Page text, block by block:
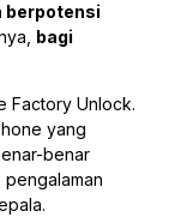
berpotensi
bagi
Factory Unlock.
yang
benar